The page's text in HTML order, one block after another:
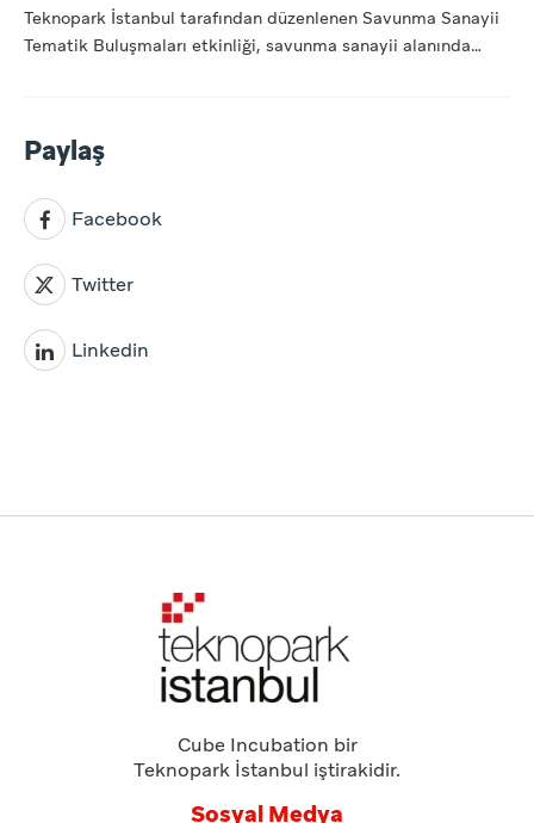
Teknopark İstanbul tarafından düzenlenen Savunma Sanayii
Tematik Buluşmaları etkinliği, savunma sanayii alanında
Paylaş
Facebook
Twitter
Linkedin
Cube Incubation bir
Teknopark İstanbul iştirakidir.
Sosyal Medya